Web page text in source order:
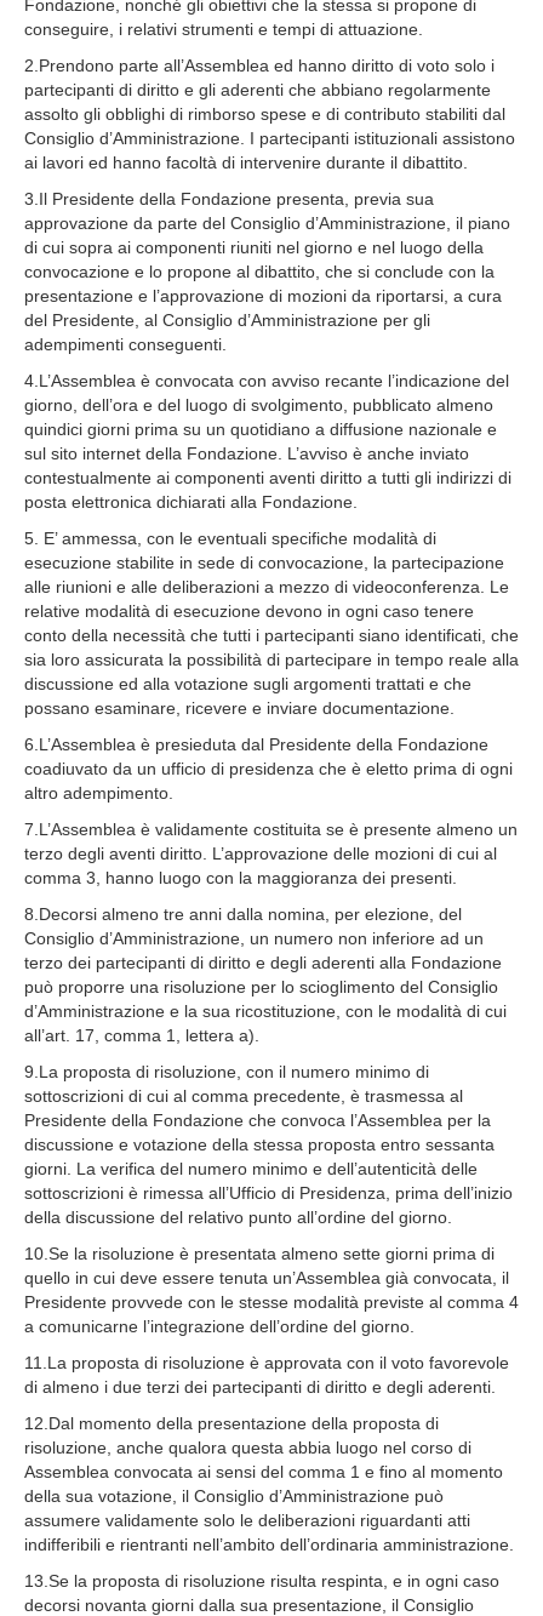
Fondazione, nonché gli obiettivi che la stessa si propone di
conseguire, i relativi strumenti e tempi di attuazione.
2.Prendono parte all’Assemblea ed hanno diritto di voto solo i
partecipanti di diritto e gli aderenti che abbiano regolarmente
assolto gli obblighi di rimborso spese e di contributo stabiliti dal
Consiglio d’Amministrazione. I partecipanti istituzionali assistono
ai lavori ed hanno facoltà di intervenire durante il dibattito.
3.Il Presidente della Fondazione presenta, previa sua
approvazione da parte del Consiglio d’Amministrazione, il piano
di cui sopra ai componenti riuniti nel giorno e nel luogo della
convocazione e lo propone al dibattito, che si conclude con la
presentazione e l’approvazione di mozioni da riportarsi, a cura
del Presidente, al Consiglio d’Amministrazione per gli
adempimenti conseguenti.
4.L’Assemblea è convocata con avviso recante l’indicazione del
giorno, dell’ora e del luogo di svolgimento, pubblicato almeno
quindici giorni prima su un quotidiano a diffusione nazionale e
sul sito internet della Fondazione. L’avviso è anche inviato
contestualmente ai componenti aventi diritto a tutti gli indirizzi di
posta elettronica dichiarati alla Fondazione.
5. E’ ammessa, con le eventuali specifiche modalità di
esecuzione stabilite in sede di convocazione, la partecipazione
alle riunioni e alle deliberazioni a mezzo di videoconferenza. Le
relative modalità di esecuzione devono in ogni caso tenere
conto della necessità che tutti i partecipanti siano identificati, che
sia loro assicurata la possibilità di partecipare in tempo reale alla
discussione ed alla votazione sugli argomenti trattati e che
possano esaminare, ricevere e inviare documentazione.
6.L’Assemblea è presieduta dal Presidente della Fondazione
coadiuvato da un ufficio di presidenza che è eletto prima di ogni
altro adempimento.
7.L’Assemblea è validamente costituita se è presente almeno un
terzo degli aventi diritto. L’approvazione delle mozioni di cui al
comma 3, hanno luogo con la maggioranza dei presenti.
8.Decorsi almeno tre anni dalla nomina, per elezione, del
Consiglio d’Amministrazione, un numero non inferiore ad un
terzo dei partecipanti di diritto e degli aderenti alla Fondazione
può proporre una risoluzione per lo scioglimento del Consiglio
d’Amministrazione e la sua ricostituzione, con le modalità di cui
all’art. 17, comma 1, lettera a).
9.La proposta di risoluzione, con il numero minimo di
sottoscrizioni di cui al comma precedente, è trasmessa al
Presidente della Fondazione che convoca l’Assemblea per la
discussione e votazione della stessa proposta entro sessanta
giorni. La verifica del numero minimo e dell’autenticità delle
sottoscrizioni è rimessa all’Ufficio di Presidenza, prima dell’inizio
della discussione del relativo punto all’ordine del giorno.
10.Se la risoluzione è presentata almeno sette giorni prima di
quello in cui deve essere tenuta un’Assemblea già convocata, il
Presidente provvede con le stesse modalità previste al comma 4
a comunicarne l’integrazione dell’ordine del giorno.
11.La proposta di risoluzione è approvata con il voto favorevole
di almeno i due terzi dei partecipanti di diritto e degli aderenti.
12.Dal momento della presentazione della proposta di
risoluzione, anche qualora questa abbia luogo nel corso di
Assemblea convocata ai sensi del comma 1 e fino al momento
della sua votazione, il Consiglio d’Amministrazione può
assumere validamente solo le deliberazioni riguardanti atti
indifferibili e rientranti nell’ambito dell’ordinaria amministrazione.
13.Se la proposta di risoluzione risulta respinta, e in ogni caso
decorsi novanta giorni dalla sua presentazione, il Consiglio